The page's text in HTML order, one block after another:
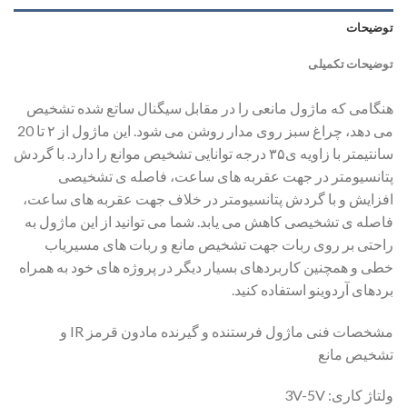
توضیحات
توضیحات تکمیلی
هنگامی که ماژول مانعی را در مقابل سیگنال ساتع شده تشخیص
می دهد، چراغ سبز روی مدار روشن می شود. این ماژول از ۲ تا 20
سانتیمتر با زاویه ی۳۵ درجه توانایی تشخیص موانع را دارد. با گردش
پتانسیومتر در جهت عقربه های ساعت، فاصله ی تشخیصی
افزایش و با گردش پتانسیومتر در خلاف جهت عقربه های ساعت،
فاصله ی تشخیصی کاهش می یابد. شما می توانید از این ماژول به
راحتی بر روی ربات جهت تشخیص مانع و ربات های مسیریاب
خطی و همچنین کاربردهای بسیار دیگر در پروژه های خود به همراه
بردهای آردوینو استفاده کنید.
مشخصات فنی ماژول فرستنده و گیرنده مادون قرمز IR و
تشخیص مانع
ولتاژ کاری: 3V-5V